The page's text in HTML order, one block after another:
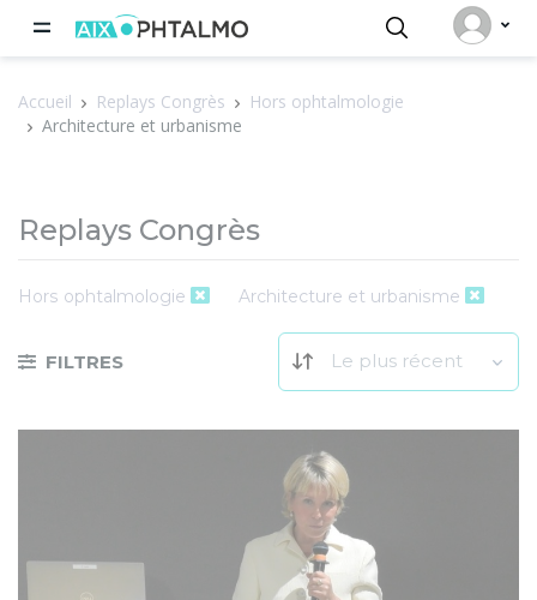
Accueil Replays Congrès
Hors ophtalmologie
Architecture et urbanisme
Replays Congrès
Hors ophtalmologie Architecture et urbanisme
FILTRES Le plus récent
Panneau de gestion des cookies